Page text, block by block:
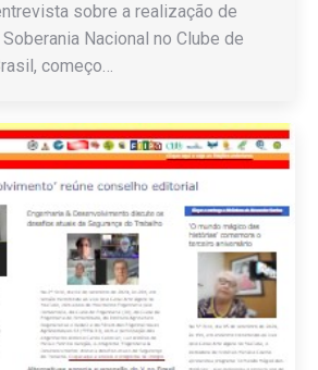
sobre a realização de
Nacional no Clube de
começo…